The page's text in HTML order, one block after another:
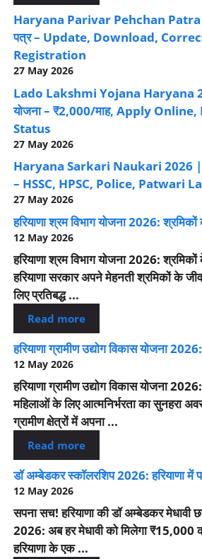
Haryana Parivar Pehchan Patra
पत्र – Update, Download,
Registration
27 May 2026
Lado Lakshmi Yojana Haryana
योजना – ₹2,000/माह, Apply
Status
27 May 2026
Haryana Sarkari Naukari 2026 |
– HSSC, HPSC, Police, Patwari
27 May 2026
हरियाणा श्रम विभाग योजना 2026:
12 May 2026
हरियाणा श्रम विभाग योजना 2026:
हरियाणा सरकार अपने मेहनती श्रमिकों के
लिए प्रतिबद्ध ...
Read more
हरियाणा ग्रामीण उद्योग विकास योजना
12 May 2026
हरियाणा ग्रामीण उद्योग विकास योजना
महिलाओं के लिए आत्मनिर्भरता का सुनहरा
ग्रामीण क्षेत्रों में अपना ...
Read more
डॉ अम्बेडकर स्कॉलरशिप 2026: हरियाणा में
12 May 2026
सपना सच! हरियाणा की डॉ अम्बेडकर मेधावी
2026: अब हर मेधावी को मिलेगा ₹15,000
हरियाणा के एक ...